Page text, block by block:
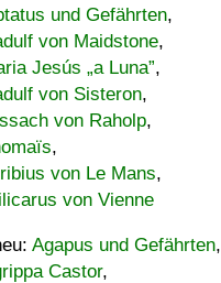
und Gefährten,
von Maidstone,
Jesús „a Luna”,
von Sisteron,
von Raholp,
,
von Le Mans,
von Vienne
Agapus und Gefährten,
Castor,